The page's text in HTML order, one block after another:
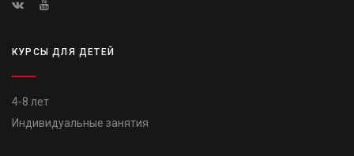
КУРСЫ ДЛЯ ДЕТЕЙ
4-8 лет
Индивидуальные занятия